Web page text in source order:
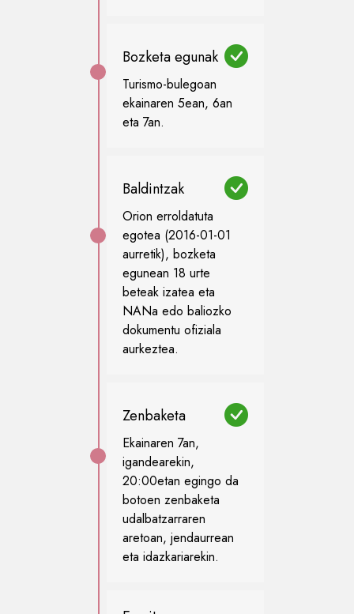
Bozketa egunak
Turismo-bulegoan
ekainaren 5ean, 6an
eta 7an.
Baldintzak
Orion erroldatuta
egotea (2016-01-01
aurretik), bozketa
egunean 18 urte
beteak izatea eta
NANa edo baliozko
dokumentu ofiziala
aurkeztea.
Zenbaketa
Ekainaren 7an,
igandearekin,
20:00etan egingo da
botoen zenbaketa
udalbatzarraren
aretoan, jendaurrean
eta idazkariarekin.